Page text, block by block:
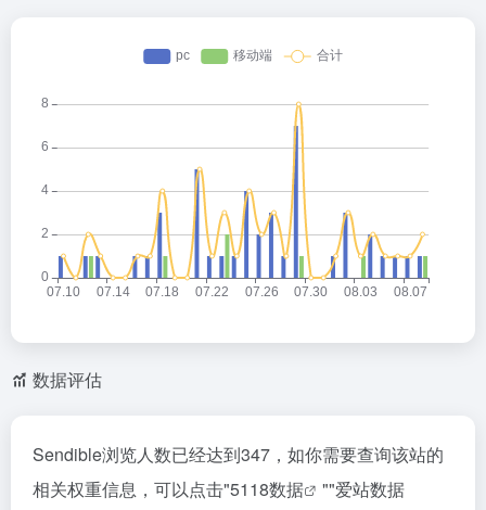
数据评估
Sendible浏览人数已经达到347，如你需要查询该站的
相关权重信息，可以点击"5118数据 ""爱站数据